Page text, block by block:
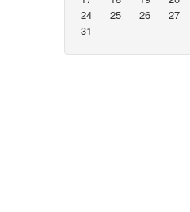
24
25 26 27
31